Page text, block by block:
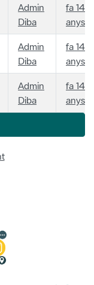
Admin
Diba
fa 14
anys
Admin
Diba
fa 14
anys
Admin
Diba
fa 14
anys